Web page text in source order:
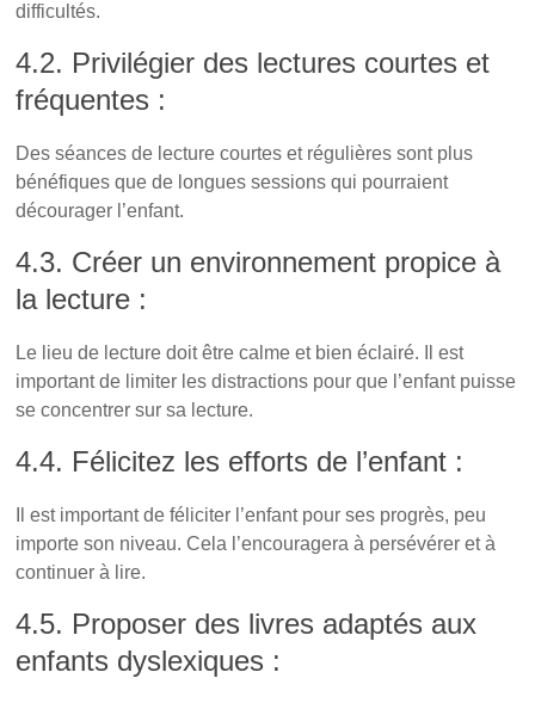
difficultés.
4.2. Privilégier des lectures courtes et
fréquentes :
Des séances de lecture courtes et régulières sont plus
bénéfiques que de longues sessions qui pourraient
décourager l’enfant.
4.3. Créer un environnement propice à
la lecture :
Le lieu de lecture doit être calme et bien éclairé. Il est
important de limiter les distractions pour que l’enfant puisse
se concentrer sur sa lecture.
4.4. Félicitez les efforts de l’enfant :
Il est important de féliciter l’enfant pour ses progrès, peu
importe son niveau. Cela l’encouragera à persévérer et à
continuer à lire.
4.5. Proposer des livres adaptés aux
enfants dyslexiques :